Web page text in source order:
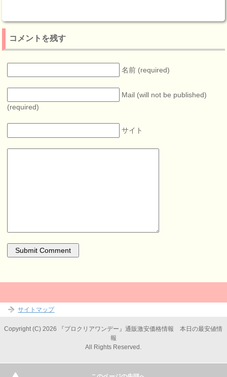
コメントを残す
名前 (required)
Mail (will not be published)
(required)
サイト
サイトマップ
Copyright (C) 2026 『プロクリアワンデー』通販激安価格情報 本日の最安値情
報
All Rights Reserved.